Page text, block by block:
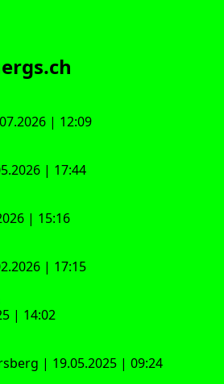
| 12:09
| 17:44
| 15:16
| 17:15
| 14:02
| 19.05.2025 | 09:24